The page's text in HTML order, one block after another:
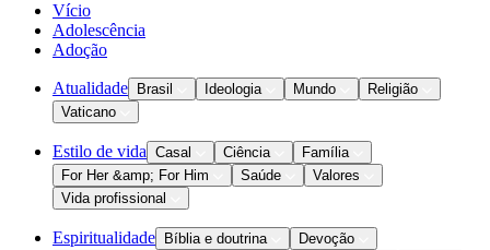
Vício
Adolescência
Adoção
Atualidade Brasil Ideologia Mundo
Religião
Vaticano
Estilo de vida Casal Ciência
Família
For Her &amp; For Him
Saúde
Valores
Vida profissional
Espiritualidade Bíblia e doutrina
Devoção